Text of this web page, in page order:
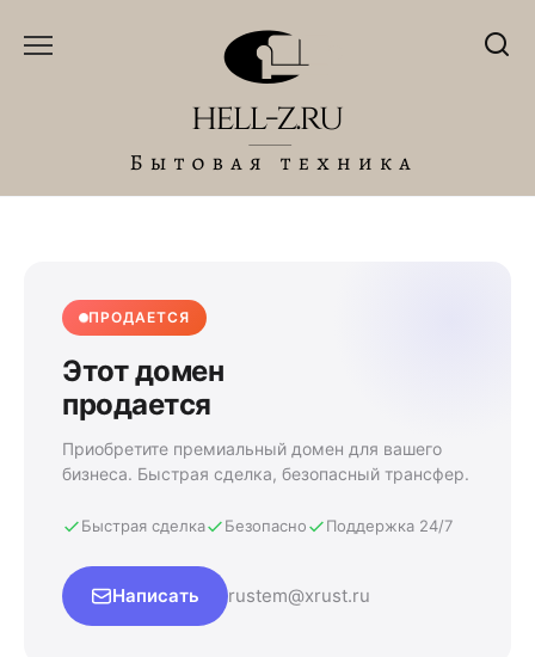
ПРОДАЕТСЯ
Этот домен
продается
Приобретите премиальный домен для вашего
бизнеса. Быстрая сделка, безопасный трансфер.
Быстрая сделка Безопасно Поддержка 24/7
Написать rustem@xrust.ru